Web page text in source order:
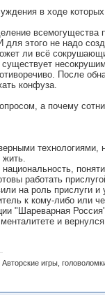
в ходе которых
всемогущества
этого не надо
ли всё
существует
После
конфуза.
а почему
жить.
работать
на роль прислуги
к кому-либо или
"Шареварная
и
игры,